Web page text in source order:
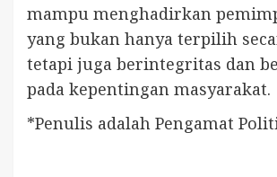
mampu menghadirkan
yang bukan hanya terpilih
tetapi juga berintegritas dan
pada kepentingan masyarakat.
*Penulis adalah Pengamat